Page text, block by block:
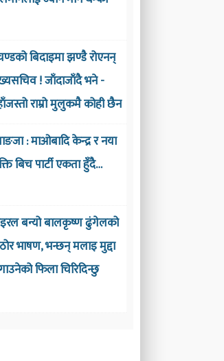
बिदाइमा झण्डै रोएनन्
! जाँदाजाँदै भने -
राम्रो मुलुकमै कोही छैन
: माओबादि केन्द्र र नया
बिच पार्टी एकता हुँदै…
बन्यो बालकृष्ण ढुंगेलको
भाषण, भन्छन् मलाइ मुद्दा
फिला चिरिदिन्छु